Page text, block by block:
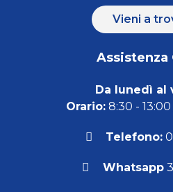
Vieni a
Assistenza
Da lunedì al
Orario:8:30 - 13:00
Telefono:
Whatsapp